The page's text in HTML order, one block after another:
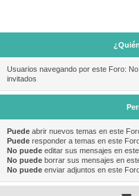
Usuarios navegando por este Foro:
invitados
Puede abrir nuevos temas en este
Puede responder a temas en este
No puede editar sus mensajes en
No puede borrar sus mensajes en
No puede enviar adjuntos en este